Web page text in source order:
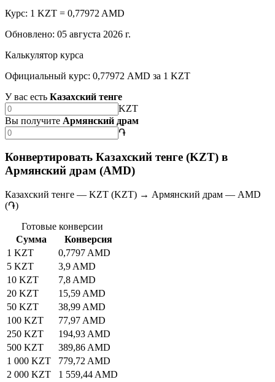
Курс: 1 KZT = 0,77972 AMD
Обновлено: 05 августа 2026 г.
Калькулятор курса
Официальный курс: 0,77972 AMD за 1 KZT
У вас есть Казахский тенге
KZT
Вы получите Армянский драм
֏
Конвертировать Казахский тенге (KZT) в
Армянский драм (AMD)
Казахский тенге — KZT (KZT) → Армянский драм — AMD
(֏)
Готовые конверсии
Сумма
Конверсия
1 KZT
0,7797 AMD
5 KZT
3,9 AMD
10 KZT
7,8 AMD
20 KZT
15,59 AMD
50 KZT
38,99 AMD
100 KZT
77,97 AMD
250 KZT
194,93 AMD
500 KZT
389,86 AMD
1 000 KZT
779,72 AMD
2 000 KZT
1 559,44 AMD